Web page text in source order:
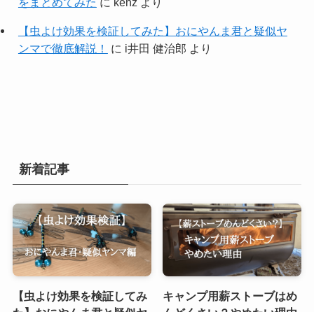
【虫よけ効果を検証してみた】おにやんま君と疑似ヤ
ンマで徹底解説！
に i井田 健治郎 より
新着記事
【虫よけ効果を検証してみ
キャンプ用薪ストーブはめ